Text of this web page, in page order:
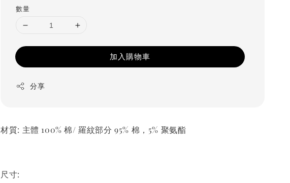
數量
加入購物車
分享
材質: 主體 100% 棉/ 羅紋部分 95% 棉，5% 聚氨酯
尺寸: